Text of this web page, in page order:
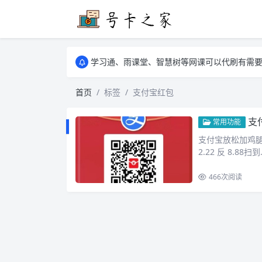
学习通、雨课堂、智慧树等网课可以代刷有需
学习通、雨课堂、智慧树等网课可以代刷有需
首页
标签 支付宝红包
常用功能 支
支付宝放松加鸡
2.22 反 8.88扫
466次阅读